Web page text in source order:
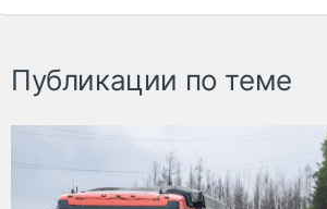
Публикации по теме